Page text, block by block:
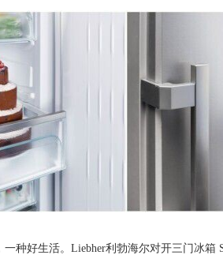
好生活。Liebher利勃海尔对开三门冰箱